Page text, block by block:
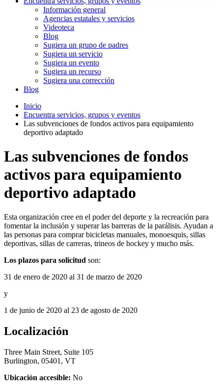
Información general
Agencias estatales y servicios
Videoteca
Blog
Sugiera un grupo de padres
Sugiera un servicio
Sugiera un evento
Sugiera un recurso
Sugiera una corrección
Blog
Inicio
Encuentra servicios, grupos y eventos
Las subvenciones de fondos activos para equipamiento
deportivo adaptado
Las subvenciones de fondos
activos para equipamiento
deportivo adaptado
Esta organización cree en el poder del deporte y la recreación para
fomentar la inclusión y superar las barreras de la parálisis. Ayudan a
las personas para comprar bicicletas manuales, monoesquis, sillas
deportivas, sillas de carreras, trineos de hockey y mucho más.
Los plazos para solicitud son:
31 de enero de 2020 al 31 de marzo de 2020
y
1 de junio de 2020 al 23 de agosto de 2020
Localización
Three Main Street, Suite 105
Burlington, 05401, VT
Ubicación accesible: No